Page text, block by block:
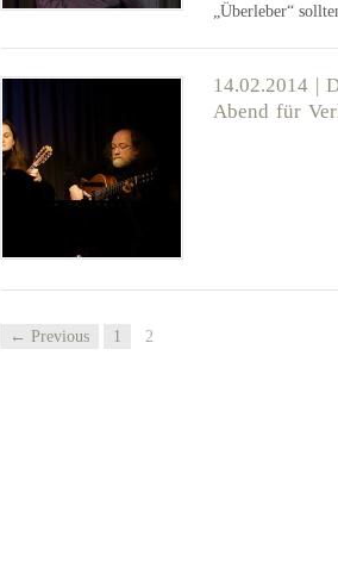
„Überleber“
14.02.2014 |
Abend für
← Previous 1 2